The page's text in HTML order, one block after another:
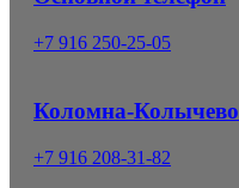
+7 916 250-25-05
Коломна-Колычево
+7 916 208-31-82